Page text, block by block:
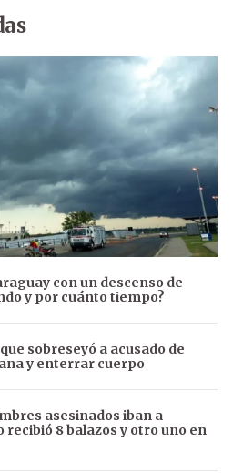
con un descenso de
y por cuánto tiempo?
sobreseyó a acusado de
y enterrar cuerpo
asesinados iban a
recibió 8 balazos y otro uno en